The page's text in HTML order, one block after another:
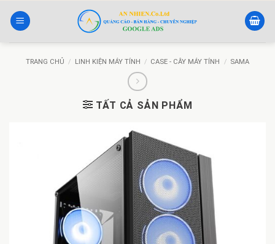
dung
TRANG CHỦ / LINH KIỆN MÁY TÍNH / CASE - CÂY MÁY TÍNH / SAMA
TẤT CẢ SẢN PHẨM